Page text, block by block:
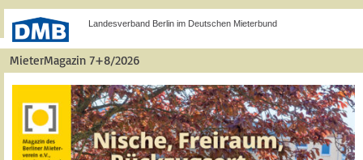
Landesverband Berlin im Deutschen Mieterbund
MieterMagazin 7+8/2026